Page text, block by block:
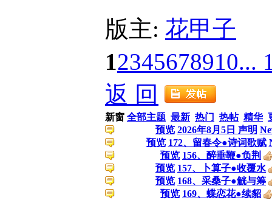
版主: 花甲子
12345678910...
返 回
新窗 全部主题 最新 热门 热帖 精华
预览 2026年8月5日 声明
预览 172、留春令●诗词歌赋
预览 156、醉垂鞭●负荆
预览 157、卜算子●收覆水
预览 168、采桑子●觥与筹
预览 169、蝶恋花●续貂